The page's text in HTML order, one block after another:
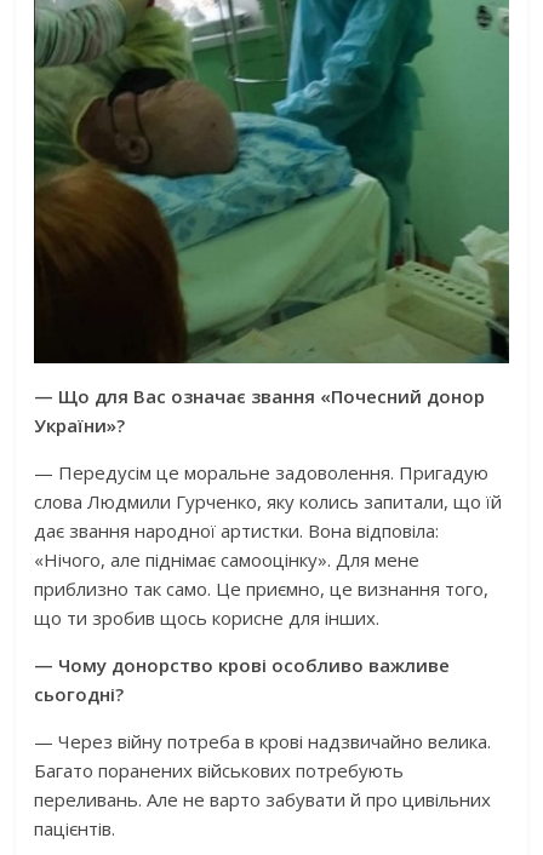
— Що для Вас означає звання «Почесний донор
України»?
— Передусім це моральне задоволення. Пригадую
слова Людмили Гурченко, яку колись запитали, що їй
дає звання народної артистки. Вона відповіла:
«Нічого, але піднімає самооцінку». Для мене
приблизно так само. Це приємно, це визнання того,
що ти зробив щось корисне для інших.
— Чому донорство крові особливо важливе
сьогодні?
— Через війну потреба в крові надзвичайно велика.
Багато поранених військових потребують
переливань. Але не варто забувати й про цивільних
пацієнтів.